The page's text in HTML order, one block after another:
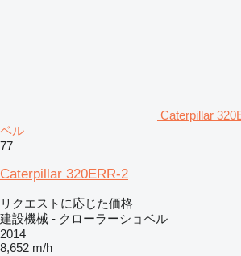
Caterpillar
ベル
77
Caterpillar 320ERR-2
リクエストに応じた価格
建設機械 - クローラーショベル
2014
8,652 m/h